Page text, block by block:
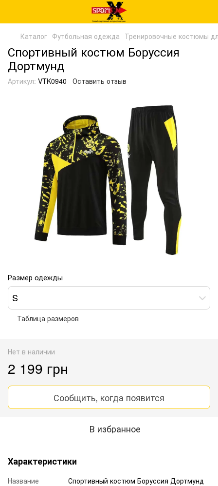
Каталог Футбольная одежда Тренировочные костюмы
Спортивный костюм Боруссия
Дортмунд
Артикул: VTK0940 Оставить отзыв
Размер одежды
S
Таблица размеров
Нет в наличии
2 199 грн
Сообщить, когда появится
В избранное
Характеристики
Название Спортивный костюм Боруссия Дортмунд